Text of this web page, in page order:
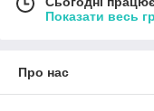
Показати весь
Про нас